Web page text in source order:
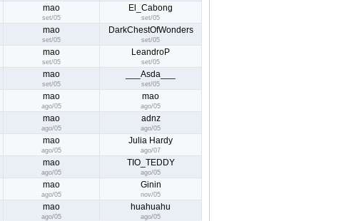
mao
set/05
El_Cabong
set/05
mao
set/05
DarkChestOfWonders
set/05
mao
set/05
LeandroP
set/05
mao
set/05
___Asda___
set/05
mao
ago/05
mao
ago/05
mao
ago/05
adnz
ago/05
mao
ago/05
Julia Hardy
ago/07
mao
ago/05
TIO_TEDDY
ago/05
mao
ago/05
Ginin
nov/05
mao
ago/05
huahuahu
ago/05